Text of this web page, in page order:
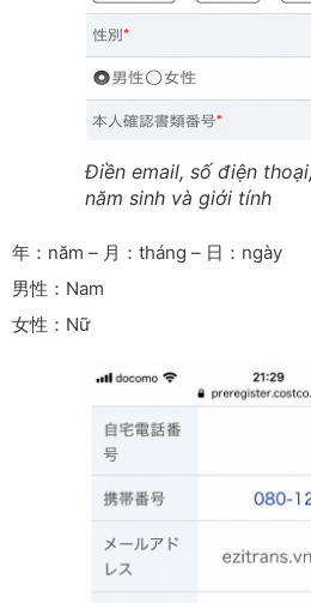
Điền email, số điện
năm sinh và giới tính
年：năm – 月：tháng – 日：ngày
男性：Nam
女性：Nữ